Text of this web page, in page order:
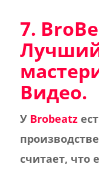
7.
Видео.
У Brobeatz
считает, что